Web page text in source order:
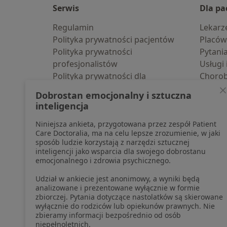
Serwis
Regulamin
Polityka prywatności pacjentów
Polityka prywatności
profesjonalistów
Polityka prywatności dla
pozyskaliśmy samodzielnie
Polityka cookies
Jak działają wyniki wyszukiwania
Dostępność
O nas
Praca Rekrutujemy!
Partnerzy
Centrum prasowe
Kontakt
Dla
Pomoc
Dobrostan emocjonalny i sztuczna
inteligencja
Niniejsza ankieta, przygotowana przez zespół Patient
Care Doctoralia, ma na celu lepsze zrozumienie, w jaki
sposób ludzie korzystają z narzędzi sztucznej
inteligencji jako wsparcia dla swojego dobrostanu
emocjonalnego i zdrowia psychicznego.
Udział w ankiecie jest anonimowy, a wyniki będą
analizowane i prezentowane wyłącznie w formie
zbiorczej. Pytania dotyczące nastolatków są skierowane
wyłącznie do rodziców lub opiekunów prawnych. Nie
zbieramy informacji bezpośrednio od osób
niepełnoletnich.